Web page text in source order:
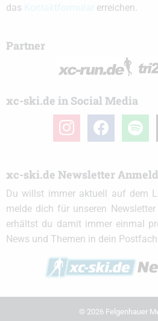
das
erreichen.
Partner
xc-ski.de in Social Media
instagramfacebook spotify
xc-ski.de Newsletter
Du willst immer aktuell auf dem
melde dich für unseren
erhältst du damit immer einmal
News und Themen in dein
© 2026 Felgenhauer